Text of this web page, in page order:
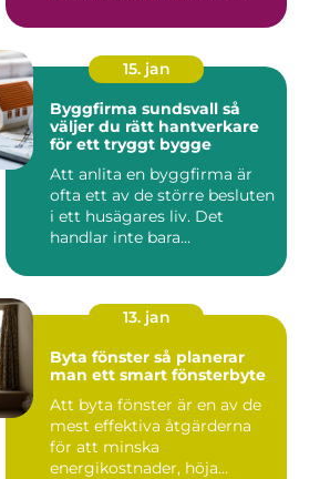
15. jan
Byggfirma sundsvall så
väljer du rätt hantverkare
för ett tryggt bygge
Att anlita en byggfirma är
ofta ett av de större besluten
i ett husägares liv. Det
handlar inte bara...
13. jan
Byta fönster så planerar
man ett smart fönsterbyte
Att byta fönster är en av de
mest effektiva åtgärderna
för att minska
energikostnader, höja